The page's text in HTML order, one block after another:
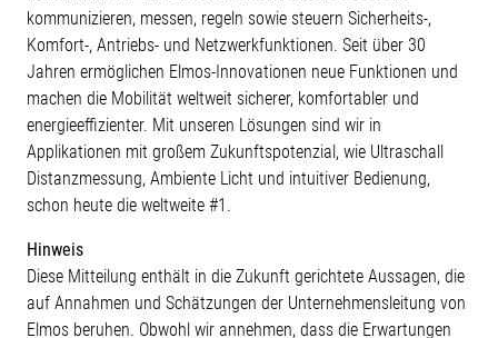
kommunizieren, messen, regeln sowie steuern Sicherheits-,
Komfort-, Antriebs- und Netzwerkfunktionen. Seit über 30
Jahren ermöglichen Elmos-Innovationen neue Funktionen und
machen die Mobilität weltweit sicherer, komfortabler und
energieeffizienter. Mit unseren Lösungen sind wir in
Applikationen mit großem Zukunftspotenzial, wie Ultraschall
Distanzmessung, Ambiente Licht und intuitiver Bedienung,
schon heute die weltweite #1.
Hinweis
Diese Mitteilung enthält in die Zukunft gerichtete Aussagen, die
auf Annahmen und Schätzungen der Unternehmensleitung von
Elmos beruhen. Obwohl wir annehmen, dass die Erwartungen